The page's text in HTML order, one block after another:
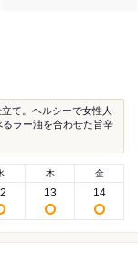
て。ヘルシーで女性人
るラー油を合わせた旨辛
木
13
金
14